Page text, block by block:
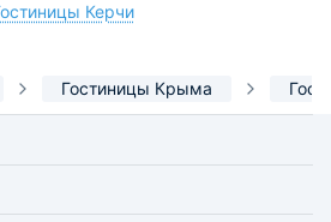
Керчи
Гостиницы Крыма